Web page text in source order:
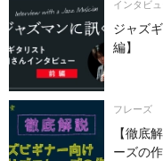
インタビ
ジャズ
編】
フレーズ
【徹底
ーズの